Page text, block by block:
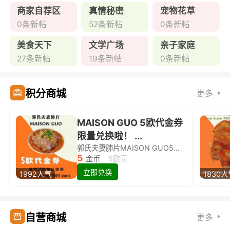
商家自荐区
0条新帖
真情秘密
52条新帖
宠物花草
0条新帖
美食天下
27条新帖
文学广场
19条新帖
亲子家庭
0条新帖
积分商城 更多
1992人气
MAISON GUO 5欧代金券
限量兑换啦！ ...
郭氏夫妻肺片MAISON GUO5欧代金券限量兑换啦！
5 金币
5欧元
立即兑换
1830人
自营商城 更多